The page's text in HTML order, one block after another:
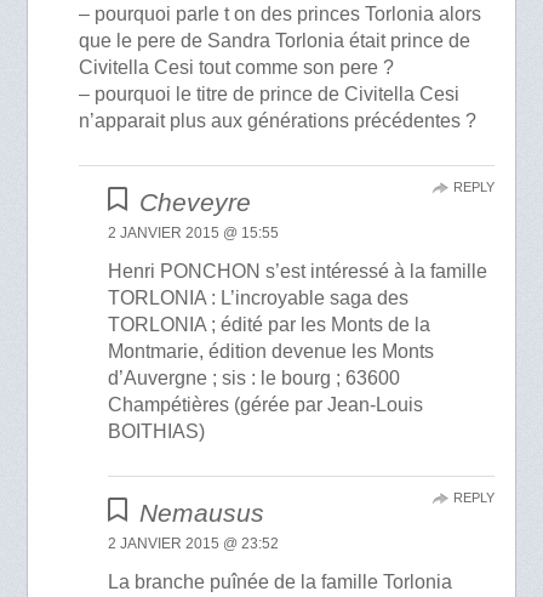
– pourquoi parle t on des princes Torlonia alors
que le pere de Sandra Torlonia était prince de
Civitella Cesi tout comme son pere ?
– pourquoi le titre de prince de Civitella Cesi
n’apparait plus aux générations précédentes ?
Cheveyre
2 JANVIER 2015 @ 15:55
Henri PONCHON s’est intéressé à la famille
TORLONIA : L’incroyable saga des
TORLONIA ; édité par les Monts de la
Montmarie, édition devenue les Monts
d’Auvergne ; sis : le bourg ; 63600
Champétières (gérée par Jean-Louis
BOITHIAS)
REPLY
Nemausus
2 JANVIER 2015 @ 23:52
La branche puînée de la famille Torlonia
REPLY